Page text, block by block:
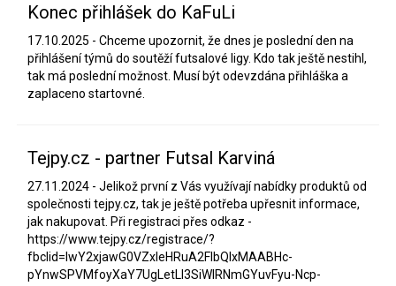
Konec přihlášek do KaFuLi
17.10.2025 - Chceme upozornit, že dnes je poslední den na
přihlášení týmů do soutěží futsalové ligy. Kdo tak ještě nestihl,
tak má poslední možnost. Musí být odevzdána přihláška a
zaplaceno startovné.
Tejpy.cz - partner Futsal Karviná
27.11.2024 - Jelikož první z Vás využívají nabídky produktů od
společnosti tejpy.cz, tak je ještě potřeba upřesnit informace,
jak nakupovat. Při registraci přes odkaz -
https://www.tejpy.cz/registrace/?
fbclid=IwY2xjawG0VZxleHRuA2FlbQIxMAABHc-
pYnwSPVMfoyXaY7UgLetLl3SiWIRNmGYuvFyu-Ncp-